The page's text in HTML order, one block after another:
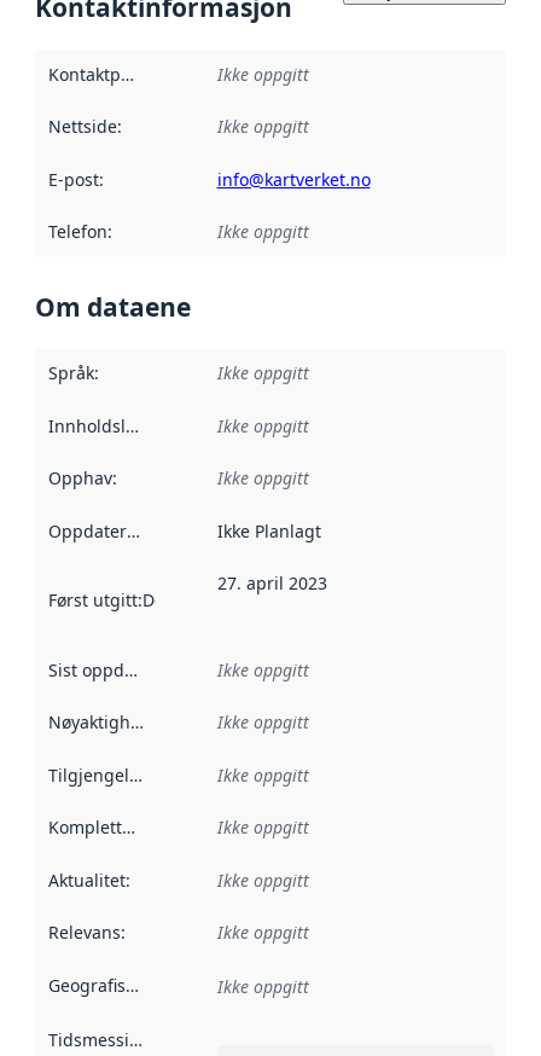
Kontaktinformasjon
Kontaktpunkt Ikke oppgitt
Nettside: Ikke oppgitt
E-post: info@kartverket.no
Telefon: Ikke oppgitt
Om dataene
Språk: Ikke oppgitt
Innholdsleverandører :
Ikke oppgitt
Opphav: Ikke oppgitt
Oppdateringsfrekvens :
Ikke Planlagt
Først utgitt:Denne datoen sier når dataene i dette
27. april 2023
Sist oppdatert Ikke oppgitt
Nøyaktighet Ikke oppgitt
Tilgjengelighet Ikke oppgitt
Kompletthet Ikke oppgitt
Aktualitet: Ikke oppgitt
Relevans: Ikke oppgitt
Geografisk avgrensning :
Ikke oppgitt
Tidsmessig avgrensning